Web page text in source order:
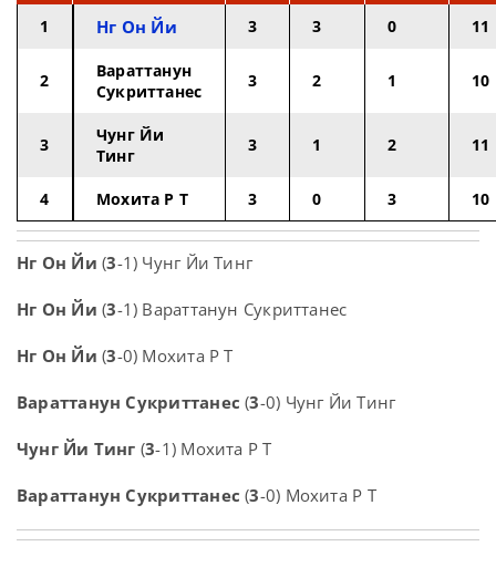
1
Нг Он Йи 3 3 0 11
2
Вараттанун
Сукриттанес
3 2 1 10
3
Чунг Йи
Тинг
3 1 2 11
4 Мохита Р Т 3 0 3 10
Нг Он Йи (3-1) Чунг Йи Тинг
Нг Он Йи (3-1) Вараттанун Сукриттанес
Нг Он Йи (3-0) Мохита Р Т
Вараттанун Сукриттанес (3-0) Чунг Йи Тинг
Чунг Йи Тинг (3-1) Мохита Р Т
Вараттанун Сукриттанес (3-0) Мохита Р Т